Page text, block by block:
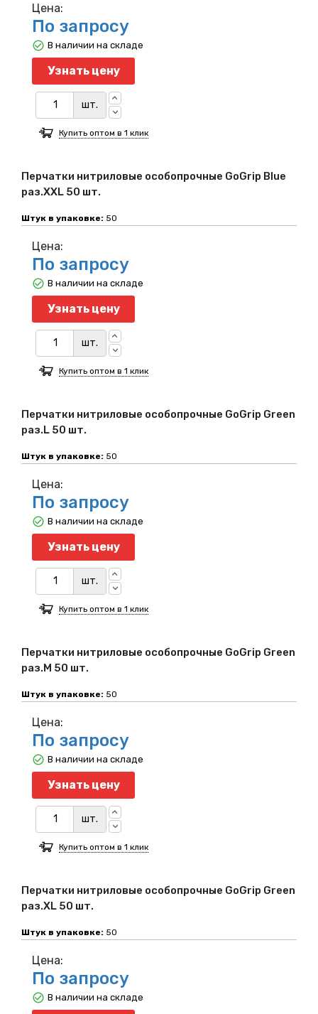
Перчатки нитриловые особопрочные GoGrip Blue
раз.XXL 50 шт.
Штук в упаковке: 50
Цена:
По запросу
Узнать цену
шт.
В наличии на складе
Купить оптом в 1 клик
Перчатки нитриловые особопрочные GoGrip Green
раз.L 50 шт.
Штук в упаковке: 50
Цена:
По запросу
Узнать цену
шт.
В наличии на складе
Купить оптом в 1 клик
Перчатки нитриловые особопрочные GoGrip Green
раз.M 50 шт.
Штук в упаковке: 50
Цена:
По запросу
Узнать цену
шт.
В наличии на складе
Купить оптом в 1 клик
Перчатки нитриловые особопрочные GoGrip Green
раз.XL 50 шт.
Штук в упаковке: 50
Цена:
По запросу
Узнать цену
шт.
В наличии на складе
Купить оптом в 1 клик
Цена:
По запросу
В наличии на складе